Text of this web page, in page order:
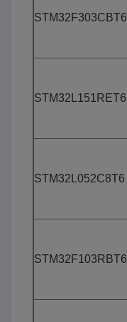
STM32F303CBT6
STM32L151RET6
STM32L052C8T6
STM32F103RBT6